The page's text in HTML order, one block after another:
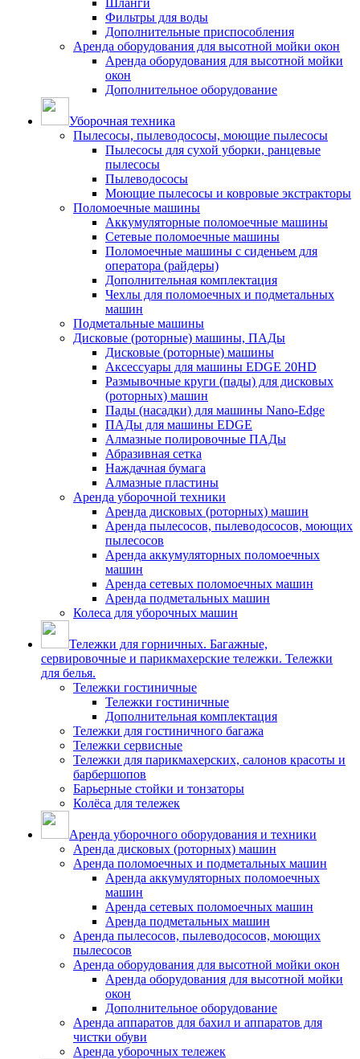
Шланги
Фильтры для воды
Дополнительные приспособления
Аренда оборудования для высотной мойки окон
Аренда оборудования для высотной мойки
окон
Дополнительное оборудование
Уборочная техника
Пылесосы, пылеводососы, моющие пылесосы
Пылесосы для сухой уборки, ранцевые
пылесосы
Пылеводососы
Моющие пылесосы и ковровые экстракторы
Поломоечные машины
Аккумуляторные поломоечные машины
Сетевые поломоечные машины
Поломоечные машины с сиденьем для
оператора (райдеры)
Дополнительная комплектация
Чехлы для поломоечных и подметальных
машин
Подметальные машины
Дисковые (роторные) машины, ПАДы
Дисковые (роторные) машины
Аксессуары для машины EDGE 20HD
Размывочные круги (пады) для дисковых
(роторных) машин
Пады (насадки) для машины Nano-Edge
ПАДы для машины EDGE
Алмазные полировочные ПАДы
Абразивная сетка
Наждачная бумага
Алмазные пластины
Аренда уборочной техники
Аренда дисковых (роторных) машин
Аренда пылесосов, пылеводососов, моющих
пылесосов
Аренда аккумуляторных поломоечных
машин
Аренда сетевых поломоечных машин
Аренда подметальных машин
Колеса для уборочных машин
Тележки для горничных. Багажные,
сервировочные и парикмахерские тележки. Тележки
для белья.
Тележки гостиничные
Тележки гостиничные
Дополнительная комплектация
Тележки для гостиничного багажа
Тележки сервисные
Тележки для парикмахерских, салонов красоты и
барбершопов
Барьерные стойки и тонзаторы
Колёса для тележек
Аренда уборочного оборудования и техники
Аренда дисковых (роторных) машин
Аренда поломоечных и подметальных машин
Аренда аккумуляторных поломоечных
машин
Аренда сетевых поломоечных машин
Аренда подметальных машин
Аренда пылесосов, пылеводососов, моющих
пылесосов
Аренда оборудования для высотной мойки окон
Аренда оборудования для высотной мойки
окон
Дополнительное оборудование
Аренда аппаратов для бахил и аппаратов для
чистки обуви
Аренда уборочных тележек